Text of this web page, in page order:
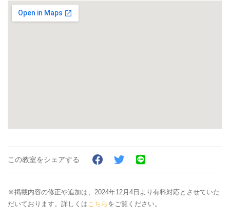
この教室をシェアする
※掲載内容の修正や追加は、2024年12月4日より有料対応とさせていた
だいております。詳しくはこちら をご覧ください。